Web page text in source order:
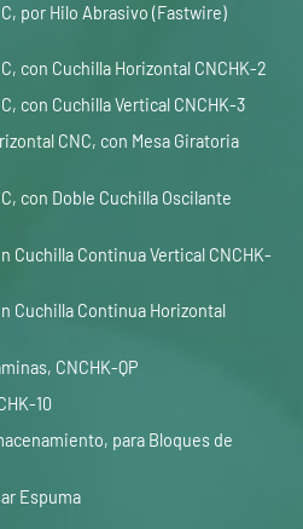
por Hilo Abrasivo (Fastwire)
con Cuchilla Horizontal CNCHK-2
con Cuchilla Vertical CNCHK-3
CNC, con Mesa Giratoria
con Doble Cuchilla Oscilante
Cuchilla Continua Vertical CNCHK-
Cuchilla Continua Horizontal
CNCHK-QP
10
para Bloques de
Espuma